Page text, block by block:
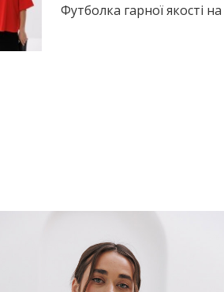
Футболка гарної якості